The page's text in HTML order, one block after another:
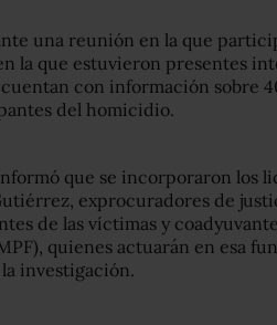
una reunión en la que
la que estuvieron presentes
con información sobre
del homicidio.
que se incorporaron los
exprocuradores de
de las víctimas y
quienes actuarán en esa
investigación.